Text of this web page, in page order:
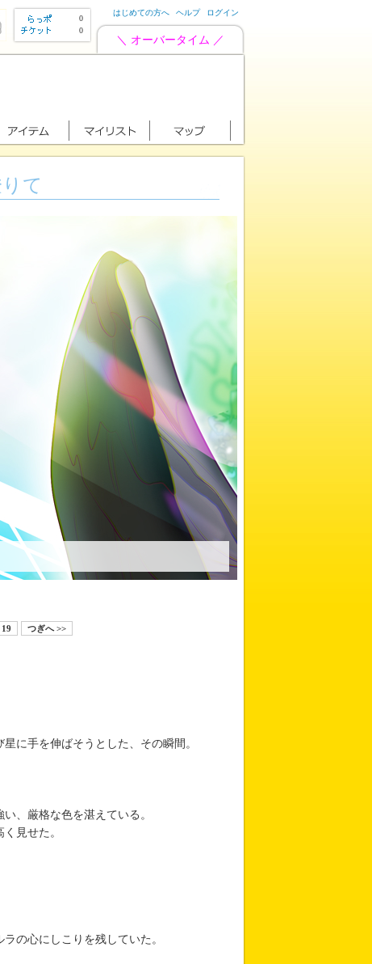
0
0
はじめての方へ ヘルプ ログイン
＼ オーバータイム ／
て
19 つぎへ >>
に手を伸ばそうとした、その瞬間。
、厳格な色を湛えている。
見せた。
の心にしこりを残していた。